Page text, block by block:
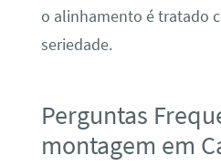
o alinhamento é tratado
seriedade.
Perguntas
montagem em